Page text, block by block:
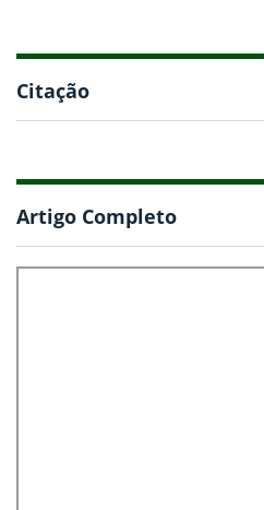
Citação
Artigo Completo